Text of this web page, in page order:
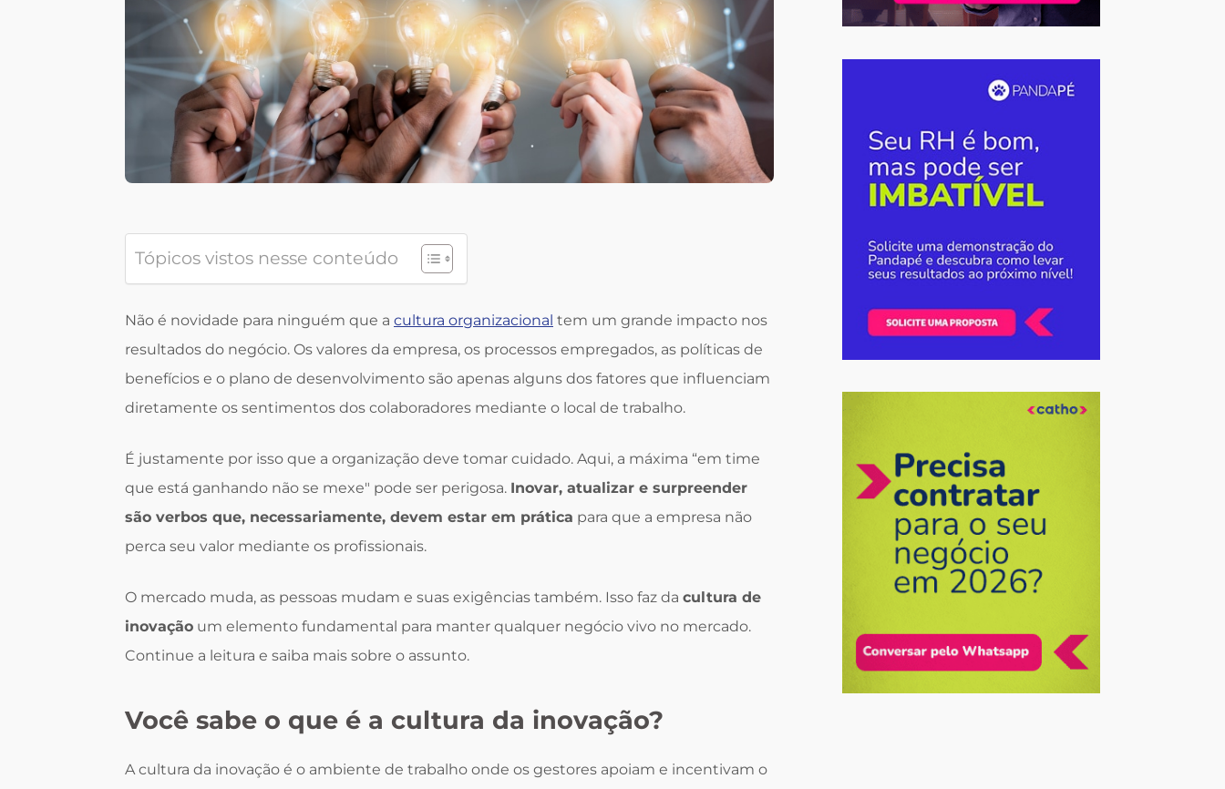
Tópicos vistos nesse conteúdo
Não é novidade para ninguém que a cultura organizacional tem um grande impacto nos
resultados do negócio. Os valores da empresa, os processos empregados, as políticas de
benefícios e o plano de desenvolvimento são apenas alguns dos fatores que influenciam
diretamente os sentimentos dos colaboradores mediante o local de trabalho.
É justamente por isso que a organização deve tomar cuidado. Aqui, a máxima “em time
que está ganhando não se mexe" pode ser perigosa. Inovar, atualizar e surpreender
são verbos que, necessariamente, devem estar em prática para que a empresa não
perca seu valor mediante os profissionais.
O mercado muda, as pessoas mudam e suas exigências também. Isso faz da cultura de
inovação um elemento fundamental para manter qualquer negócio vivo no mercado.
Continue a leitura e saiba mais sobre o assunto.
Você sabe o que é a cultura da inovação?
A cultura da inovação é o ambiente de trabalho onde os gestores apoiam e incentivam o